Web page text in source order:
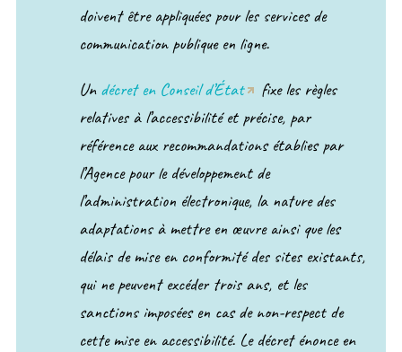
doivent être appliquées pour les services de
communication publique en ligne.
Un décret en Conseil d’État
fixe les règles
relatives à l’accessibilité et précise, par
référence aux recommandations établies par
l’Agence pour le développement de
l’administration électronique, la nature des
adaptations à mettre en œuvre ainsi que les
délais de mise en conformité des sites existants,
qui ne peuvent excéder trois ans, et les
sanctions imposées en cas de non-respect de
cette mise en accessibilité. Le décret énonce en